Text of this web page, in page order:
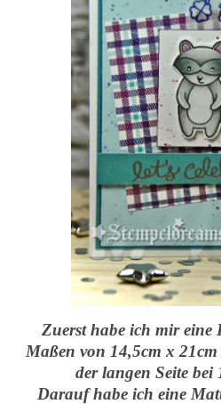
Zuerst habe ich mir eine
Maßen von 14,5cm x
der langen Seite bei
Darauf habe ich eine